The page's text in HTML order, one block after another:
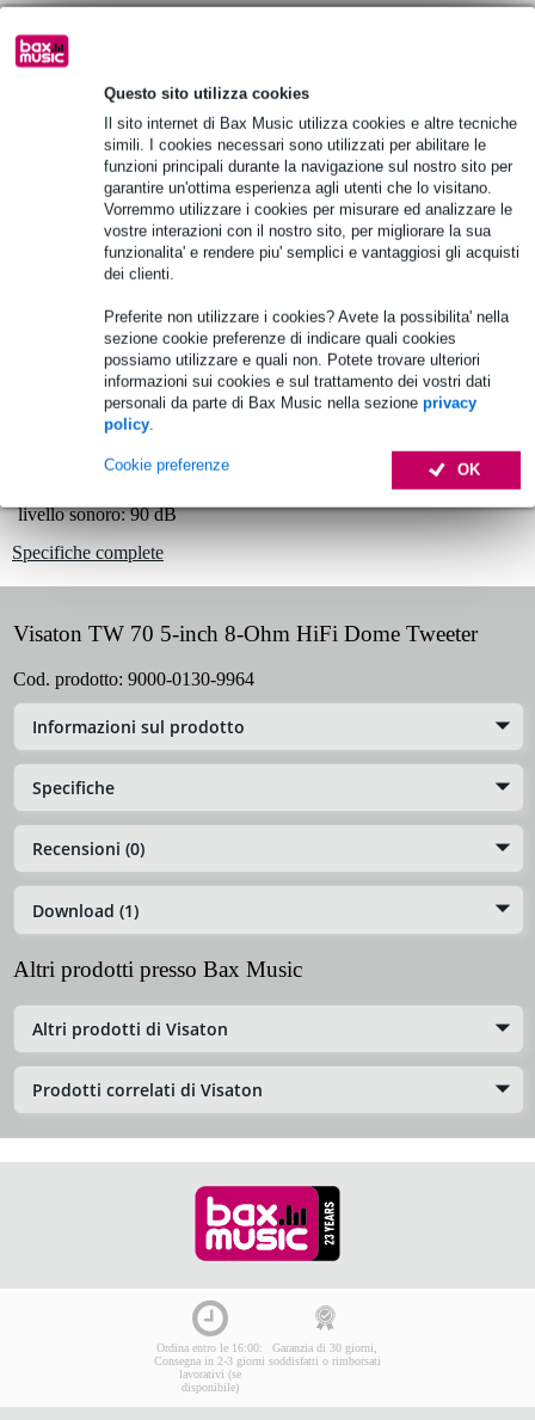
Questo sito utilizza cookies
Il sito internet di Bax Music utilizza cookies e altre tecniche
simili. I cookies necessari sono utilizzati per abilitare le
funzioni principali durante la navigazione sul nostro sito per
garantire un'ottima esperienza agli utenti che lo visitano.
Vorremmo utilizzare i cookies per misurare ed analizzare le
vostre interazioni con il nostro sito, per migliorare la sua
funzionalita' e rendere piu' semplici e vantaggiosi gli acquisti
dei clienti.
Preferite non utilizzare i cookies? Avete la possibilita' nella
sezione cookie preferenze di indicare quali cookies
possiamo utilizzare e quali non. Potete trovare ulteriori
informazioni sui cookies e sul trattamento dei vostri dati
personali da parte di Bax Music nella sezione privacy
policy.
OK
Cookie preferenze
16,10 €
Disponibilità online
Ordina subito e riceverai il prodotto in 6
giorni lavorativi
Aggiungi al carrello
Oltre 48.000 articoli disponibili
1.250 marchi leader
Informazioni sul prodotto
livello sonoro: 90 dB
Specifiche complete
Visaton TW 70 5-inch 8-Ohm HiFi Dome Tweeter
Cod. prodotto: 9000-0130-9964
Informazioni sul prodotto
Specifiche
Recensioni (0)
Download (1)
Altri prodotti presso Bax Music
Altri prodotti di Visaton
Prodotti correlati di Visaton
Ordina entro le 16:00:
Consegna in 2-3 giorni
lavorativi (se
disponibile)
Garanzia di 30 giorni,
soddisfatti o rimborsati